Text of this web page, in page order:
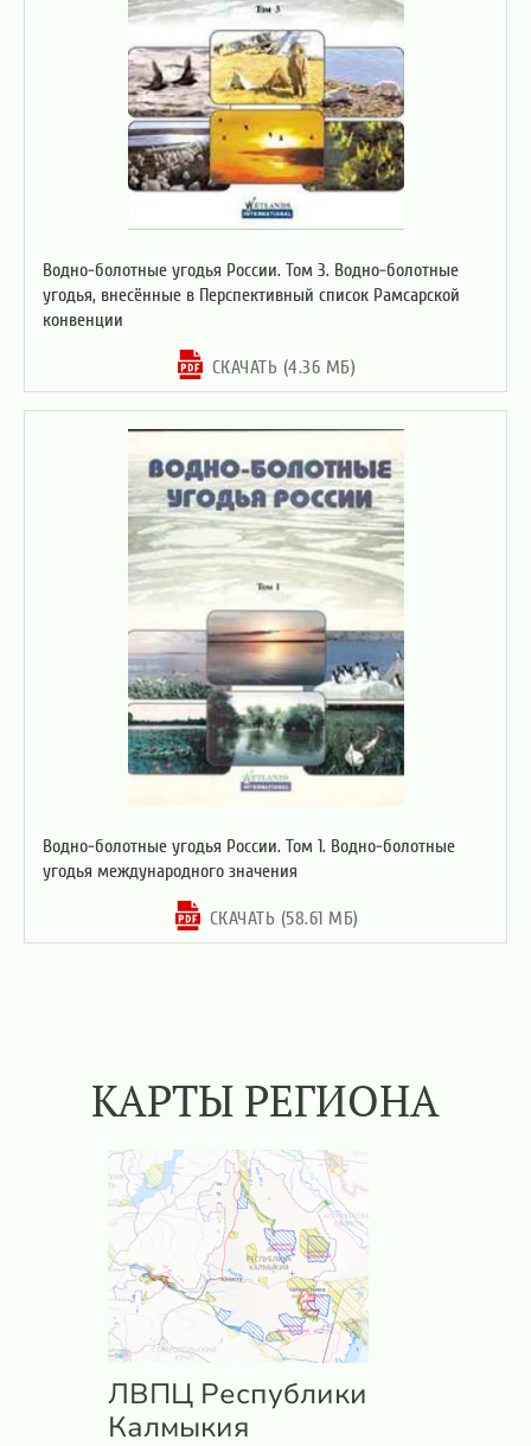
Водно-болотные угодья России. Том 3. Водно-болотные
угодья, внесённые в Перспективный список Рамсарской
конвенции
СКАЧАТЬ (4.36 МБ)
Водно-болотные угодья России. Том 1. Водно-болотные
угодья международного значения
СКАЧАТЬ (58.61 МБ)
КАРТЫ РЕГИОНА
ЛВПЦ Республики
Калмыкия